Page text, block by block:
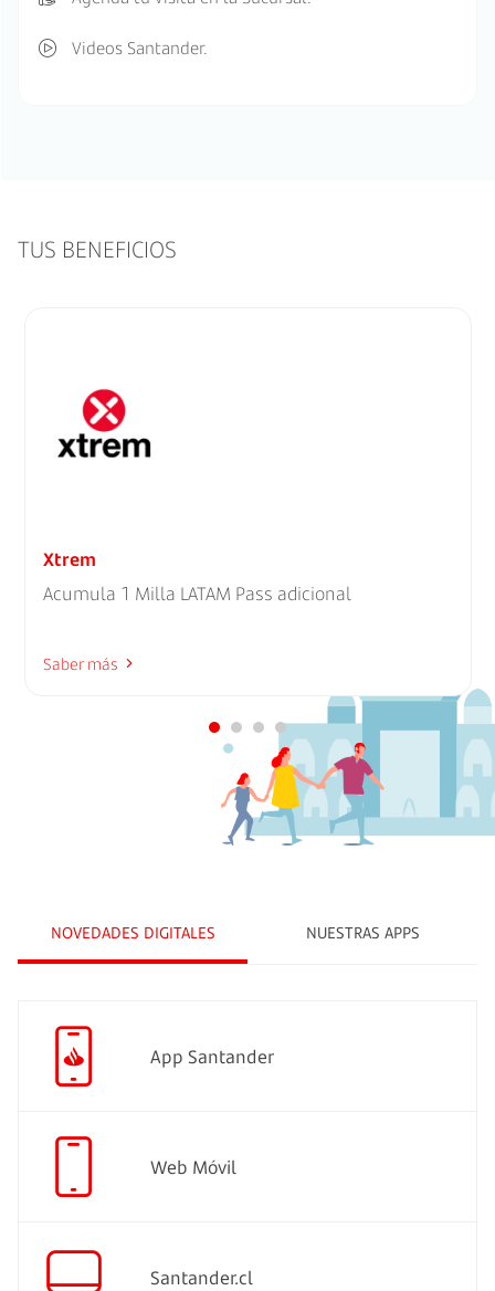
Videos Santander.
TUS BENEFICIOS
Xtrem
Acumula 1 Milla LATAM Pass adicional
Saber más
NOVEDADES DIGITALES NUESTRAS APPS
App Santander
Web Móvil
Santander.cl